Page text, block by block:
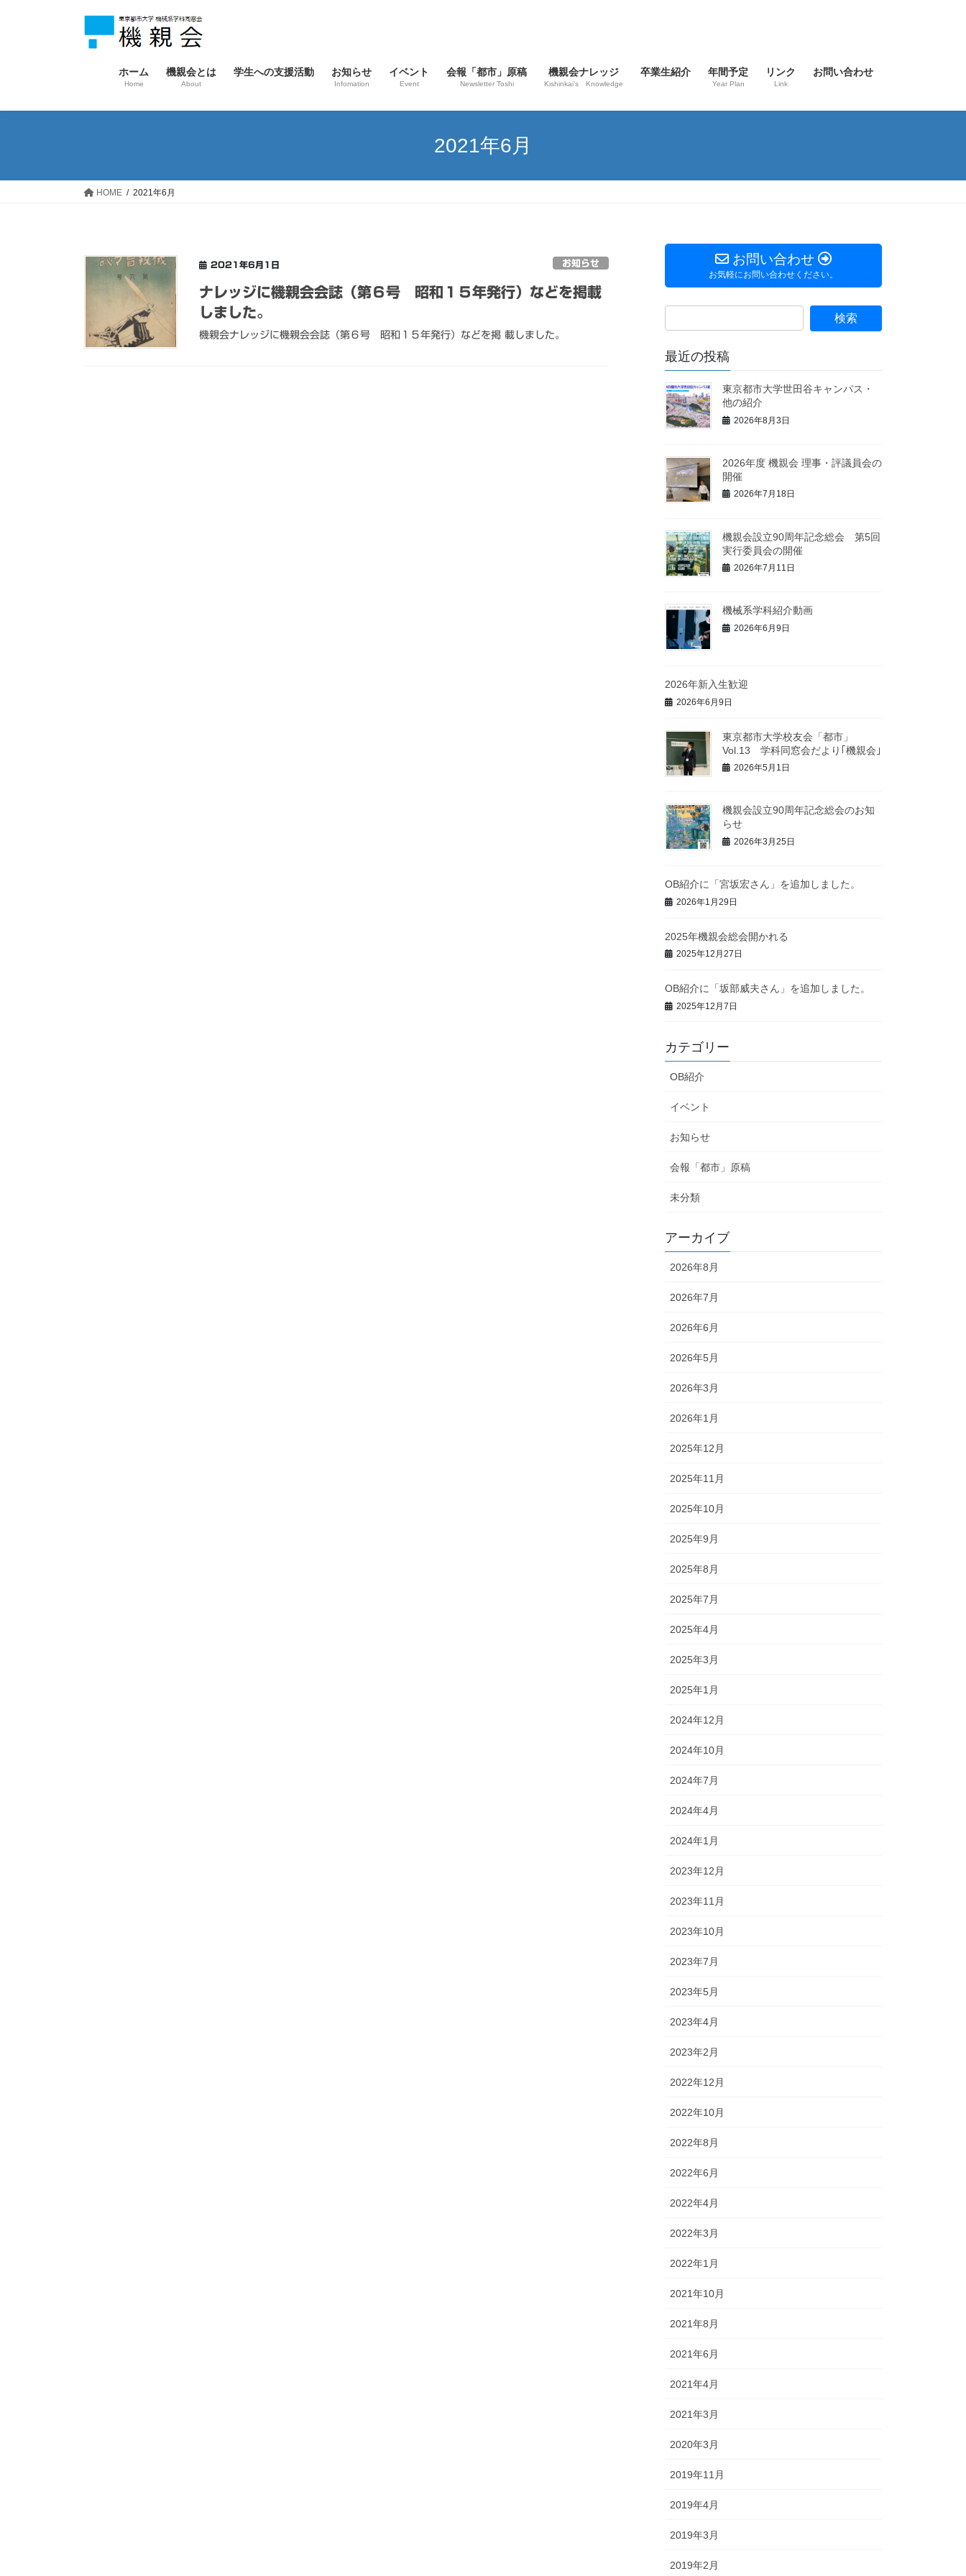
ス
ン
ホーム
Home
機親会とは
About
学生への支援活動 お知らせ
Infomation
イベント
Event
会報「都市」原稿
Newsletter Toshi
機親会ナレッジ
Kishinkai’s Knowledge
卒業生紹介 年間予定
Year Plan
リンク
Link
お問い合わせ
2021年6月
HOME 2021年6月
2021年6月1日 お知らせ
ナレッジに機親会会誌（第６号 昭和１５年発行）などを掲載
しました。
機親会ナレッジに機親会会誌（第６号 昭和１５年発行）などを掲 載しました。
お問い合わせ
お気軽にお問い合わせください。
最近の投稿
東京都市大学世田谷キャンパス・
他の紹介
2026年8月3日
2026年度 機親会 理事・評議員会の
開催
2026年7月18日
機親会設立90周年記念総会 第5回
実行委員会の開催
2026年7月11日
機械系学科紹介動画
2026年6月9日
2026年新入生歓迎
2026年6月9日
東京都市大学校友会「都市」
Vol.13 学科同窓会だより｢機親会｣
2026年5月1日
機親会設立90周年記念総会のお知
らせ
2026年3月25日
OB紹介に「宮坂宏さん」を追加しました。
2026年1月29日
2025年機親会総会開かれる
2025年12月27日
OB紹介に「坂部威夫さん」を追加しました。
2025年12月7日
カテゴリー
OB紹介
イベント
お知らせ
会報「都市」原稿
未分類
アーカイブ
2026年8月
2026年7月
2026年6月
2026年5月
2026年3月
2026年1月
2025年12月
2025年11月
2025年10月
2025年9月
2025年8月
2025年7月
2025年4月
2025年3月
2025年1月
2024年12月
2024年10月
2024年7月
2024年4月
2024年1月
2023年12月
2023年11月
2023年10月
2023年7月
2023年5月
2023年4月
2023年2月
2022年12月
2022年10月
2022年8月
2022年6月
2022年4月
2022年3月
2022年1月
2021年10月
2021年8月
2021年6月
2021年4月
2021年3月
2020年3月
2019年11月
2019年4月
2019年3月
2019年2月